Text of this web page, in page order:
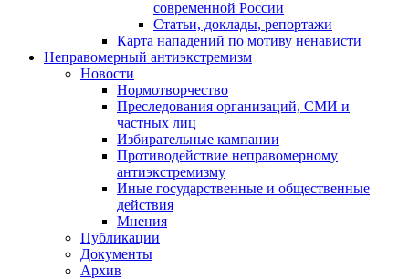
современной России
Статьи, доклады, репортажи
Карта нападений по мотиву ненависти
Неправомерный антиэкстремизм
Новости
Нормотворчество
Преследования организаций, СМИ и
частных лиц
Избирательные кампании
Противодействие неправомерному
антиэкстремизму
Иные государственные и общественные
действия
Мнения
Публикации
Документы
Архив